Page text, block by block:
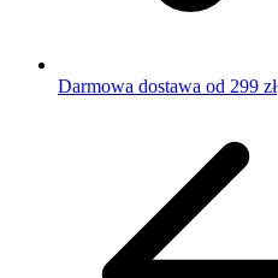
Darmowa dostawa od 299 zł